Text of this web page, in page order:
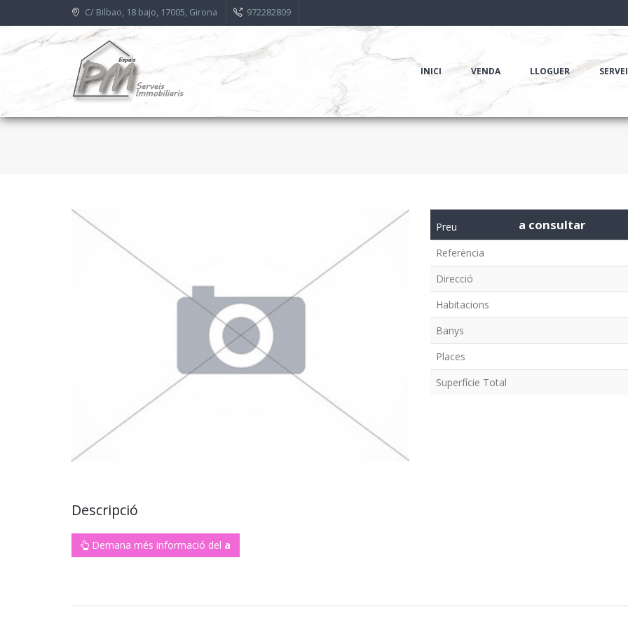
C/ Bilbao, 18 bajo, 17005, Girona 972282809
INICI VENDA LLOGUER
Preu a consultar
Referència
Direcció
Habitacions
Banys
Places
Superfície Total
Descripció
Demana més informació del a